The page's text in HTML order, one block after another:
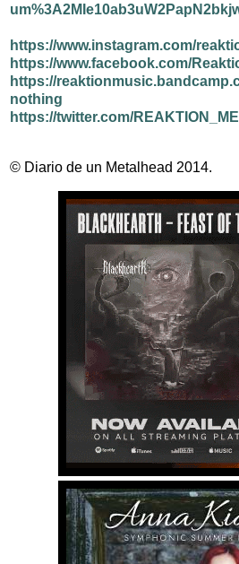
https://www.instagram.com/
https://www.facebook.com/
https://
nothing
https://twitter.com/
© Diario de un Metalhead 2014.